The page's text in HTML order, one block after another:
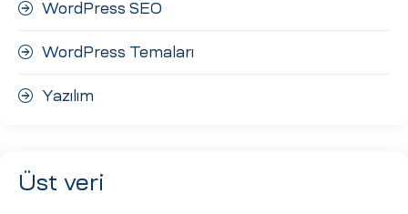
WordPress SEO
WordPress Temaları
Yazılım
Üst veri